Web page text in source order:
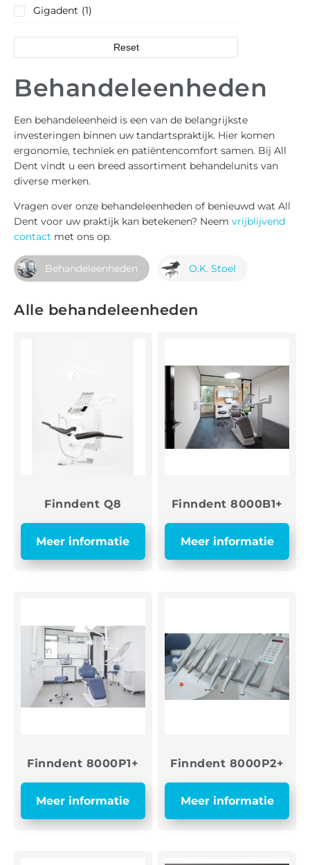
Gigadent (1)
Reset
Behandeleenheden
Een behandeleenheid is een van de belangrijkste
investeringen binnen uw tandartspraktijk. Hier komen
ergonomie, techniek en patiëntencomfort samen. Bij All
Dent vindt u een breed assortiment behandelunits van
diverse merken.
Vragen over onze behandeleenheden of benieuwd wat All
Dent voor uw praktijk kan betekenen? Neem vrijblijvend
contact met ons op.
Behandeleenheden O.K. Stoel
Alle behandeleenheden
Finndent Q8
Meer informatie
Finndent 8000B1+
Meer informatie
Finndent 8000P1+
Meer informatie
Finndent 8000P2+
Meer informatie